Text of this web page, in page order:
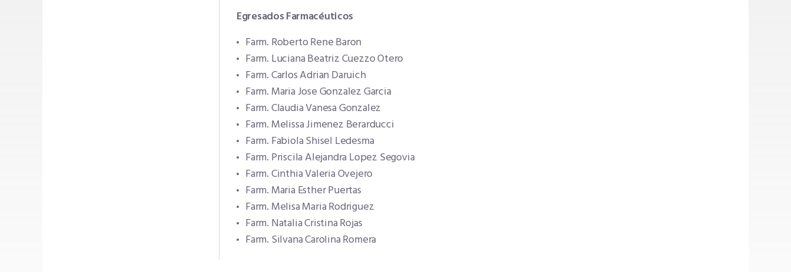
Egresados Farmacéuticos
Farm. Roberto Rene Baron
Farm. Luciana Beatriz Cuezzo Otero
Farm. Carlos Adrian Daruich
Farm. Maria Jose Gonzalez Garcia
Farm. Claudia Vanesa Gonzalez
Farm. Melissa Jimenez Berarducci
Farm. Fabiola Shisel Ledesma
Farm. Priscila Alejandra Lopez Segovia
Farm. Cinthia Valeria Ovejero
Farm. Maria Esther Puertas
Farm. Melisa Maria Rodriguez
Farm. Natalia Cristina Rojas
Farm. Silvana Carolina Romera